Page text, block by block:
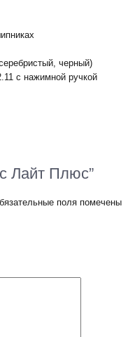
черный)
с нажимной ручкой
Лайт Плюс”
поля помечены